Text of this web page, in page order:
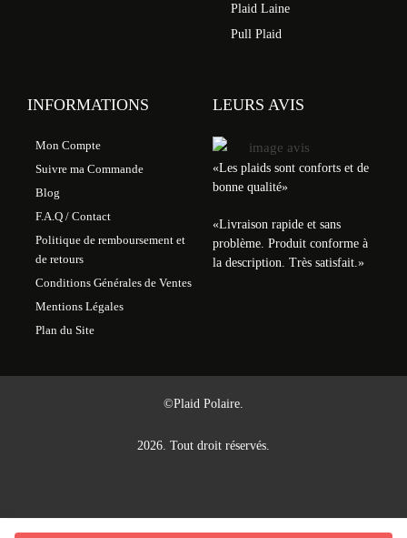
Plaid Laine
Pull Plaid
INFORMATIONS
Mon Compte
Suivre ma Commande
Blog
F.A.Q / Contact
Politique de remboursement et
de retours
Conditions Générales de Ventes
Mentions Légales
Plan du Site
LEURS AVIS
«Les plaids sont conforts et de
bonne qualité»
«Livraison rapide et sans
problème. Produit conforme à
la description. Très satisfait. »
©Plaid Polaire.
2026. Tout droit réservés.